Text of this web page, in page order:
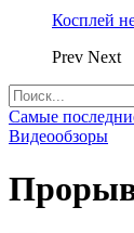
Косплей
Prev Next
Самые
Видеообзоры